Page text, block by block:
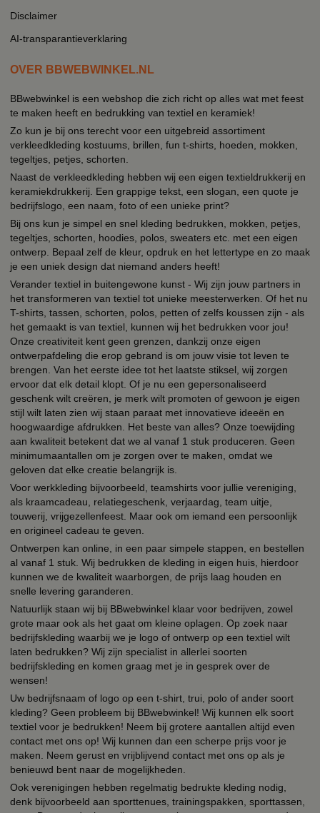
Disclaimer
AI-transparantieverklaring
OVER BBWEBWINKEL.NL
BBwebwinkel is een webshop die zich richt op alles wat met feest
te maken heeft en bedrukking van textiel en keramiek!
Zo kun je bij ons terecht voor een uitgebreid assortiment
verkleedkleding kostuums, brillen, fun t-shirts, hoeden, mokken,
tegeltjes, petjes, schorten.
Naast de verkleedkleding hebben wij een eigen textieldrukkerij en
keramiekdrukkerij. Een grappige tekst, een slogan, een quote je
bedrijfslogo, een naam, foto of een unieke print?
Bij ons kun je simpel en snel kleding bedrukken, mokken, petjes,
tegeltjes, schorten, hoodies, polos, sweaters etc. met een eigen
ontwerp. Bepaal zelf de kleur, opdruk en het lettertype en zo maak
je een uniek design dat niemand anders heeft!
Verander textiel in buitengewone kunst - Wij zijn jouw partners in
het transformeren van textiel tot unieke meesterwerken. Of het nu
T-shirts, tassen, schorten, polos, petten of zelfs koussen zijn - als
het gemaakt is van textiel, kunnen wij het bedrukken voor jou!
Onze creativiteit kent geen grenzen, dankzij onze eigen
ontwerpafdeling die erop gebrand is om jouw visie tot leven te
brengen. Van het eerste idee tot het laatste stiksel, wij zorgen
ervoor dat elk detail klopt. Of je nu een gepersonaliseerd
geschenk wilt creëren, je merk wilt promoten of gewoon je eigen
stijl wilt laten zien wij staan paraat met innovatieve ideeën en
hoogwaardige afdrukken. Het beste van alles? Onze toewijding
aan kwaliteit betekent dat we al vanaf 1 stuk produceren. Geen
minimumaantallen om je zorgen over te maken, omdat we
geloven dat elke creatie belangrijk is.
Voor werkkleding bijvoorbeeld, teamshirts voor jullie vereniging,
als kraamcadeau, relatiegeschenk, verjaardag, team uitje,
touwerij, vrijgezellenfeest. Maar ook om iemand een persoonlijk
en origineel cadeau te geven.
Ontwerpen kan online, in een paar simpele stappen, en bestellen
al vanaf 1 stuk. Wij bedrukken de kleding in eigen huis, hierdoor
kunnen we de kwaliteit waarborgen, de prijs laag houden en
snelle levering garanderen.
Natuurlijk staan wij bij BBwebwinkel klaar voor bedrijven, zowel
grote maar ook als het gaat om kleine oplagen. Op zoek naar
bedrijfskleding waarbij we je logo of ontwerp op een textiel wilt
laten bedrukken? Wij zijn specialist in allerlei soorten
bedrijfskleding en komen graag met je in gesprek over de
wensen!
Uw bedrijfsnaam of logo op een t-shirt, trui, polo of ander soort
kleding? Geen probleem bij BBwebwinkel! Wij kunnen elk soort
textiel voor je bedrukken! Neem bij grotere aantallen altijd even
contact met ons op! Wij kunnen dan een scherpe prijs voor je
maken. Neem gerust en vrijblijvend contact met ons op als je
benieuwd bent naar de mogelijkheden.
Ook verenigingen hebben regelmatig bedrukte kleding nodig,
denk bijvoorbeeld aan sporttenues, trainingspakken, sporttassen,